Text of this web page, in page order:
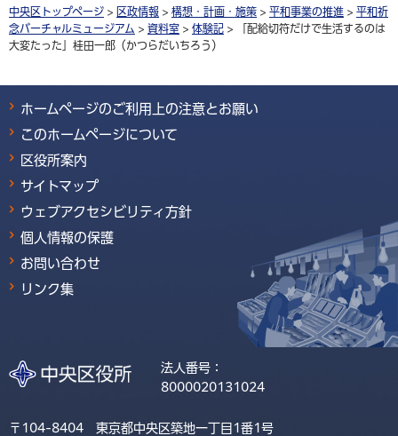
中央区トップページ > 区政情報 > 構想・計画・施策 > 平和事業の推進 > 平和祈
念バーチャルミュージアム > 資料室 > 体験記 > 「配給切符だけで生活するのは
大変たった」桂田一郎（かつらだいちろう）
ホームページのご利用上の注意とお願い
このホームページについて
区役所案内
サイトマップ
ウェブアクセシビリティ方針
個人情報の保護
お問い合わせ
リンク集
法人番号：
8000020131024
〒104-8404 東京都中央区築地一丁目1番1号